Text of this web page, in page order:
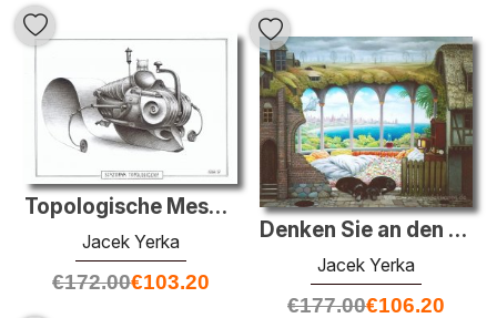
Topologische Messer
Jacek Yerka
€172.00€103.20
Denken Sie an den Wochenend-
Jacek Yerka
€177.00€106.20